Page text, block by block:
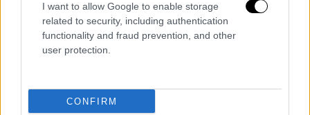
I want to allow Google to enable storage
related to security, including authentication
functionality and fraud prevention, and other
user protection.
CONFIRM
Κατεπείγουσες συνομιλίες στο
ζητάει το Κίεβο